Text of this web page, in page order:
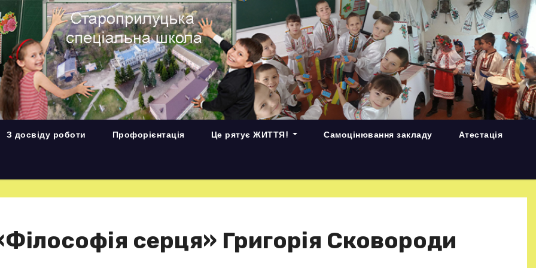
З досвіду роботи Профорієнтація Це рятує ЖИТТЯ! Самоцінювання закладу Атестація
серця» Григорія Сковороди